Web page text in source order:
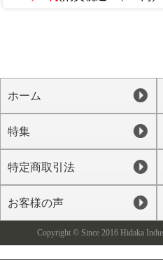
ホーム
特集
特定商取引法
お客様の声
Copyright © Since 2016 Hidaka